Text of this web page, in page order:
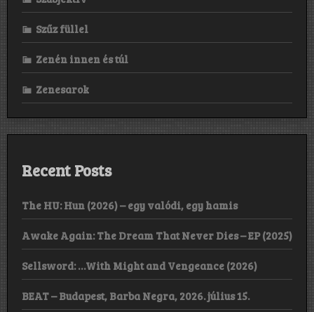
Szűz füllel
Zenén innen és túl
Zenesarok
Recent Posts
The HU: Hun (2026) – egy valódi, egy hamis
Awake Again: The Dream That Never Dies – EP (2025)
Sellsword: …With Might and Vengeance (2026)
BEAT – Budapest, Barba Negra, 2026. július 15.